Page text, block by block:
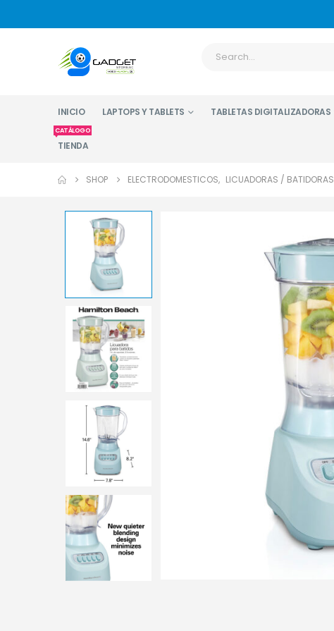
INICIO LAPTOPS Y TABLETS TABLETAS DIGITALIZADORAS
TIENDA
CATÁLOGO
SHOP ELECTRODOMESTICOS, LICUADORAS / BATIDORAS